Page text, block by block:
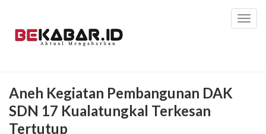
Aneh Kegiatan Pembangunan DAK
SDN 17 Kualatungkal Terkesan
Tertutup